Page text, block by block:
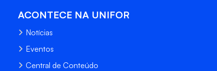
ACONTECE NA UNIFOR
Notícias
Eventos
Central de Conteúdo